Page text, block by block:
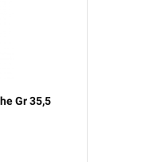
Gr 35,5